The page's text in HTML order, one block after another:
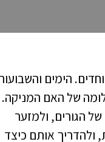
הימים
של האם המניקה.
הגורים, ולמזער
ולהדריך אותם כיצד